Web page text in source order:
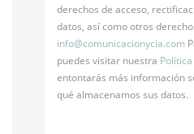
derechos de acceso,
datos, así como otros
info@comunicacionycia.com
puedes visitar nuestra
entontarás más información
qué almacenamos sus datos.